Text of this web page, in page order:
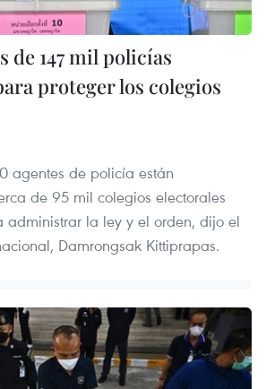
de 147 mil policías
proteger los colegios
agentes de policía están
de 95 mil colegios electorales
administrar la ley y el orden, dijo el
Damrongsak Kittiprapas.